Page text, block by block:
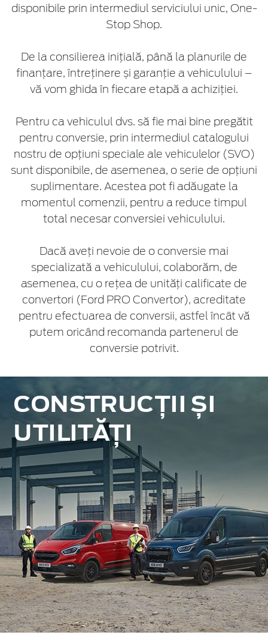
disponibile prin intermediul serviciului unic, One-
Stop Shop.
De la consilierea inițială, până la planurile de
finanțare, întreținere și garanție a vehiculului –
vă vom ghida în fiecare etapă a achiziției.
Pentru ca vehiculul dvs. să fie mai bine pregătit
pentru conversie, prin intermediul catalogului
nostru de opțiuni speciale ale vehiculelor (SVO)
sunt disponibile, de asemenea, o serie de opțiuni
suplimentare. Acestea pot fi adăugate la
momentul comenzii, pentru a reduce timpul
total necesar conversiei vehiculului.
Dacă aveți nevoie de o conversie mai
specializată a vehiculului, colaborăm, de
asemenea, cu o rețea de unități calificate de
convertori (Ford PRO Convertor), acreditate
pentru efectuarea de conversii, astfel încât vă
putem oricând recomanda partenerul de
conversie potrivit.
CONSTRUCȚII ȘI
UTILITĂȚI